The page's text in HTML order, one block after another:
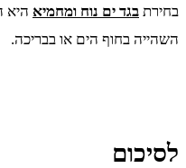
בחירת בגד ים נוח ומחמיא היא
השהייה בחוף הים או בבריכה.
לסיכום